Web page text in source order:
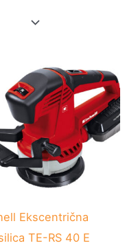
Ekscentrična
TE-RS 40 E